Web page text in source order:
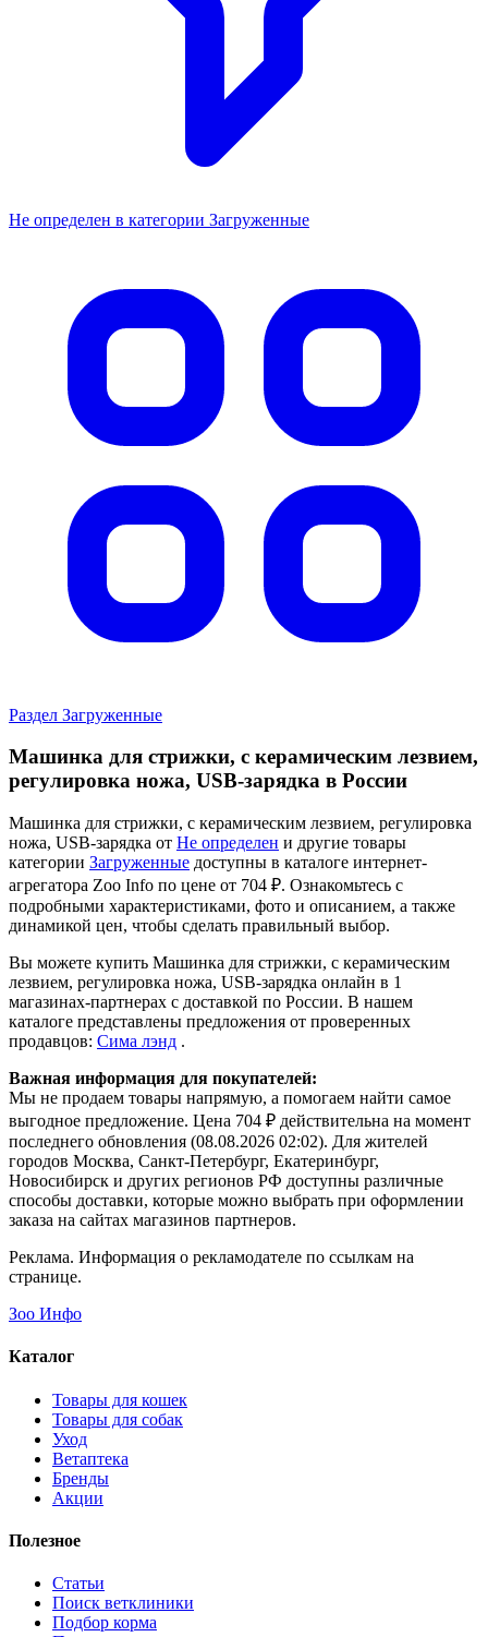
Не определен в категории Загруженные
Раздел Загруженные
Машинка для стрижки, с керамическим лезвием,
регулировка ножа, USB-зарядка в России
Машинка для стрижки, с керамическим лезвием, регулировка
ножа, USB-зарядка от Не определен и другие товары
категории Загруженные доступны в каталоге интернет-
агрегатора Zoo Info по цене от 704 ₽. Ознакомьтесь с
подробными характеристиками, фото и описанием, а также
динамикой цен, чтобы сделать правильный выбор.
Вы можете купить Машинка для стрижки, с керамическим
лезвием, регулировка ножа, USB-зарядка онлайн в 1
магазинах-партнерах с доставкой по России. В нашем
каталоге представлены предложения от проверенных
продавцов: Сима лэнд .
Важная информация для покупателей:
Мы не продаем товары напрямую, а помогаем найти самое
выгодное предложение. Цена 704 ₽ действительна на момент
последнего обновления (08.08.2026 02:02). Для жителей
городов Москва, Санкт-Петербург, Екатеринбург,
Новосибирск и других регионов РФ доступны различные
способы доставки, которые можно выбрать при оформлении
заказа на сайтах магазинов партнеров.
Реклама. Информация о рекламодателе по ссылкам на
странице.
Зоо Инфо
Каталог
Товары для кошек
Товары для собак
Уход
Ветаптека
Бренды
Акции
Полезное
Статьи
Поиск ветклиники
Подбор корма